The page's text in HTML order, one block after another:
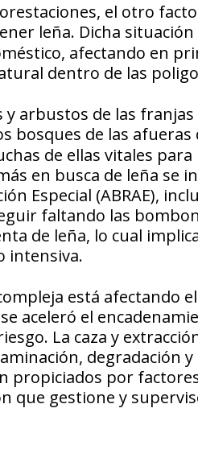
el otro
leña. Dicha
afectando en
dentro de las
y arbustos de las
bosques de las
de ellas vitales
en busca de leña
Especial (ABRAE),
faltando las
de leña, lo cual
intensiva.
está afectando
aceleró el
La caza y
degradación
por
que gestione y